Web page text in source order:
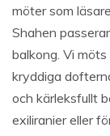
möter som
Shahen
balkong. Vi
kryddiga
och kärleksfullt
exiliranier eller